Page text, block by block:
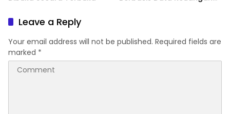
Leave a Reply
Your email address will not be published. Required fields are
marked *